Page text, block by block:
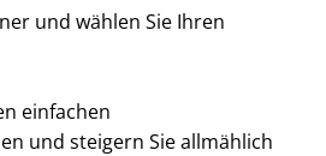
und wählen Sie Ihren
einfachen
und steigern Sie allmählich